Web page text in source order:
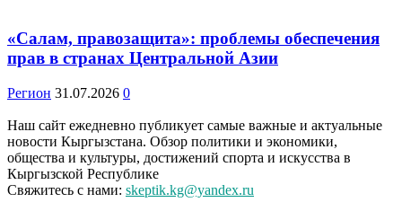
«Салам, правозащита»: проблемы обеспечения
прав в странах Центральной Азии
Регион 31.07.2026 0
Наш сайт ежедневно публикует самые важные и актуальные
новости Кыргызстана. Обзор политики и экономики,
общества и культуры, достижений спорта и искусства в
Кыргызской Республике
Свяжитесь с нами: skeptik.kg@yandex.ru